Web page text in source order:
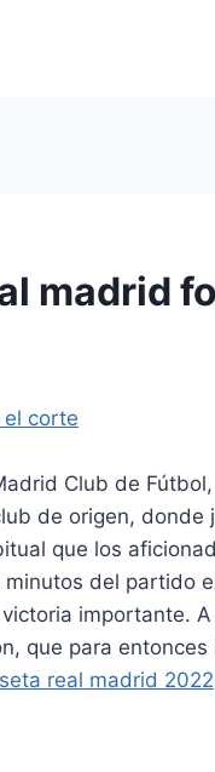
madrid
Club de
de origen,
que los
del partido
importante.
que para
real madrid 2022